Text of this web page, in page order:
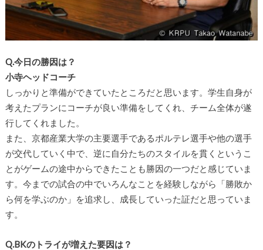
Q.今日の勝因は？
小寺ヘッドコーチ
しっかりと準備ができていたところだと思います。学生自身が
考えたプランにコーチが良い準備をしてくれ、チーム全体が遂
行してくれました。
また、京都産業大学の主要選手であるポルテレ選手や他の選手
が交代していく中で、逆に自分たちのスタイルを貫くというこ
とがゲームの途中からできたことも勝因の一つだと感じていま
す。今までの試合の中でいろんなことを経験しながら「勝敗か
ら何を学ぶのか」を追求し、成長していった証だと思っていま
す。
Q.BKのトライが増えた要因は？